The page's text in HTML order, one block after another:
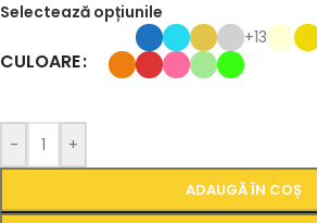
Selectează opțiunile
CULOARE
+13
- +
ADAUGĂ ÎN COȘ